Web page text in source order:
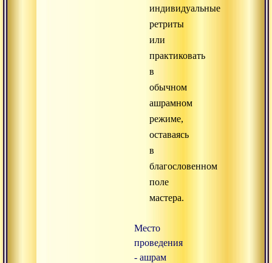
индивидуальные
ретриты
или
практиковать
в
обычном
ашрамном
режиме,
оставаясь
в
благословенном
поле
мастера.
Место
проведения
- ашрам